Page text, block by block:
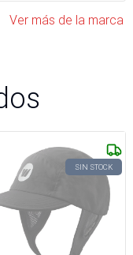
Ver más de la marca
SIN STOCK